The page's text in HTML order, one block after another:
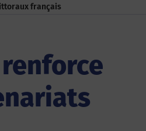
français
renforce